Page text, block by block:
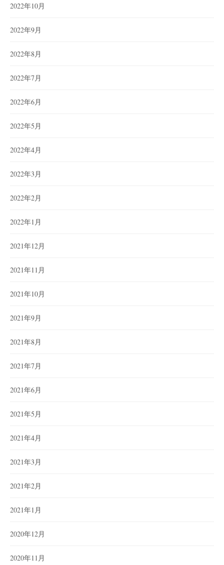
2022年10月
2022年9月
2022年8月
2022年7月
2022年6月
2022年5月
2022年4月
2022年3月
2022年2月
2022年1月
2021年12月
2021年11月
2021年10月
2021年9月
2021年8月
2021年7月
2021年6月
2021年5月
2021年4月
2021年3月
2021年2月
2021年1月
2020年12月
2020年11月